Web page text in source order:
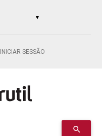
▼
INICIAR SESSÃO
search